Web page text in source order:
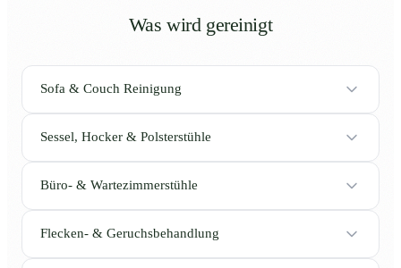
Was wird gereinigt
Sofa & Couch Reinigung
Sessel, Hocker & Polsterstühle
Büro- & Wartezimmerstühle
Flecken- & Geruchsbehandlung